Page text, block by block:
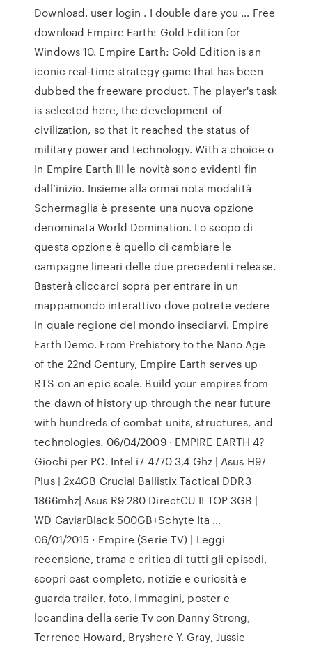
Download. user login . I double dare you … Free
download Empire Earth: Gold Edition for
Windows 10. Empire Earth: Gold Edition is an
iconic real-time strategy game that has been
dubbed the freeware product. The player's task
is selected here, the development of
civilization, so that it reached the status of
military power and technology. With a choice o
In Empire Earth III le novità sono evidenti fin
dall’inizio. Insieme alla ormai nota modalità
Schermaglia è presente una nuova opzione
denominata World Domination. Lo scopo di
questa opzione è quello di cambiare le
campagne lineari delle due precedenti release.
Basterà cliccarci sopra per entrare in un
mappamondo interattivo dove potrete vedere
in quale regione del mondo insediarvi. Empire
Earth Demo. From Prehistory to the Nano Age
of the 22nd Century, Empire Earth serves up
RTS on an epic scale. Build your empires from
the dawn of history up through the near future
with hundreds of combat units, structures, and
technologies. 06/04/2009 · EMPIRE EARTH 4?
Giochi per PC. Intel i7 4770 3,4 Ghz | Asus H97
Plus | 2x4GB Crucial Ballistix Tactical DDR3
1866mhz| Asus R9 280 DirectCU II TOP 3GB |
WD CaviarBlack 500GB+Schyte Ita …
06/01/2015 · Empire (Serie TV) | Leggi
recensione, trama e critica di tutti gli episodi,
scopri cast completo, notizie e curiosità e
guarda trailer, foto, immagini, poster e
locandina della serie Tv con Danny Strong,
Terrence Howard, Bryshere Y. Gray, Jussie